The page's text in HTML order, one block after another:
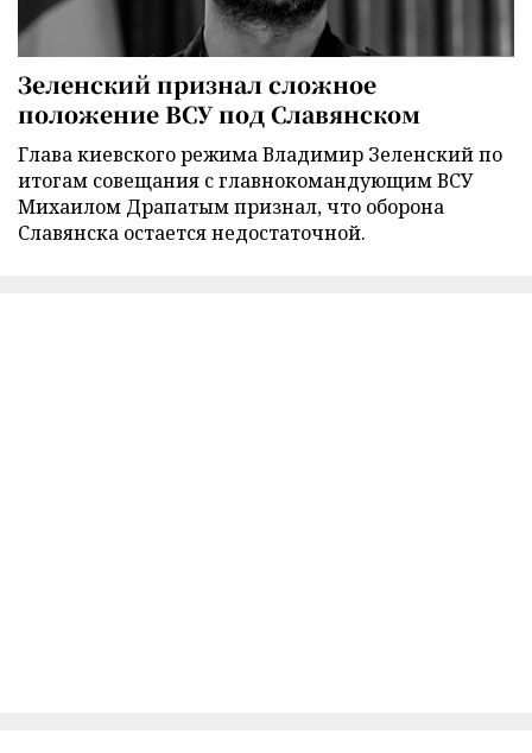
Зеленский признал сложное
положение ВСУ под Славянском
Глава киевского режима Владимир Зеленский по
итогам совещания с главнокомандующим ВСУ
Михаилом Драпатым признал, что оборона
Славянска остается недостаточной.